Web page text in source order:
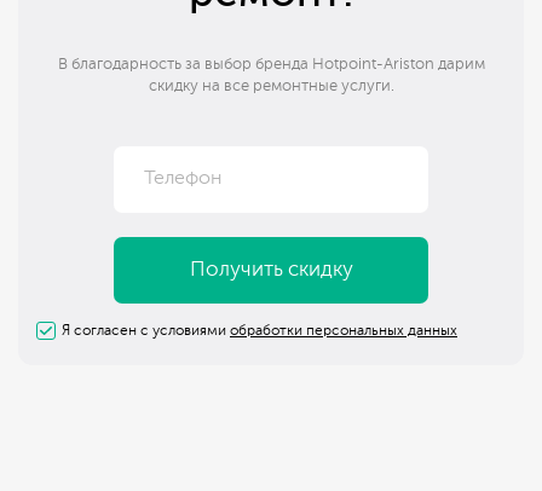
В благодарность за выбор бренда Hotpoint-Ariston дарим
скидку на все ремонтные услуги.
Я согласен с условиями обработки персональных данных